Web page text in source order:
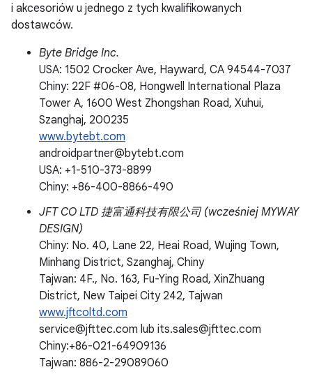
i akcesoriów u jednego z tych kwalifikowanych
dostawców.
Byte Bridge Inc.
USA: 1502 Crocker Ave, Hayward, CA 94544-7037
Chiny: 22F #06-08, Hongwell International Plaza
Tower A, 1600 West Zhongshan Road, Xuhui,
Szanghaj, 200235
www.bytebt.com
androidpartner@bytebt.com
USA: +1-510-373-8899
Chiny: +86-400-8866-490
JFT CO LTD 捷富通科技有限公司 (wcześniej MYWAY
DESIGN)
Chiny: No. 40, Lane 22, Heai Road, Wujing Town,
Minhang District, Szanghaj, Chiny
Tajwan: 4F., No. 163, Fu-Ying Road, XinZhuang
District, New Taipei City 242, Tajwan
www.jftcoltd.com
service@jfttec.com lub its.sales@jfttec.com
Chiny:+86-021-64909136
Tajwan: 886-2-29089060